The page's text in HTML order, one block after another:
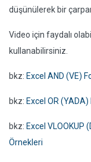
düşünülerek bir
Video için faydalı
kullanabilirsiniz.
bkz: Excel AND (VE)
bkz: Excel OR
bkz: Excel VLOOKUP
Örnekleri